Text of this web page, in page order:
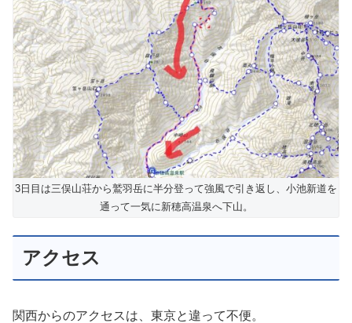
3日目は三俣山荘から鷲羽岳に半分登って強風で引き返し、小池新道を
通って一気に新穂高温泉へ下山。
アクセス
関西からのアクセスは、東京と違って不便。